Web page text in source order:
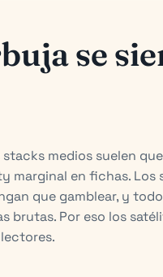
se
medios suelen
marginal en fichas. Los
que gamblear, y
brutas. Por eso los